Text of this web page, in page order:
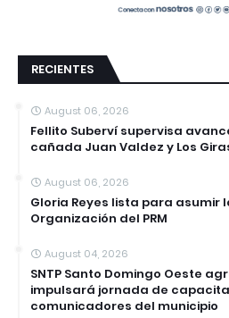
RECIENTES
August 06, 2026
Fellito Suberví supervisa
cañada Juan Valdez y Los
August 06, 2026
Gloria Reyes lista para asumir
Organización del PRM
August 04, 2026
SNTP Santo Domingo Oeste
impulsará jornada de
comunicadores del municipio